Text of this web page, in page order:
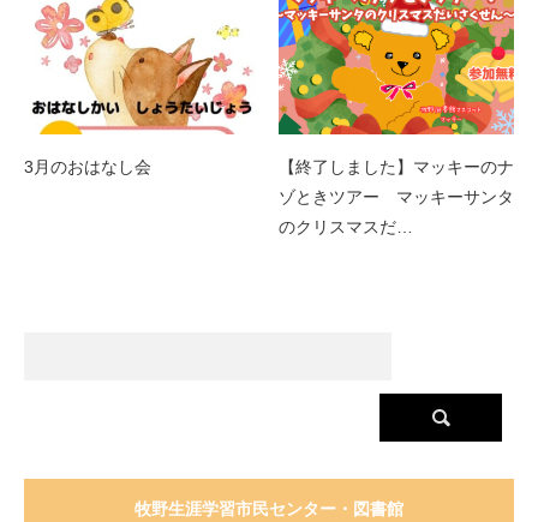
3月のおはなし会
【終了しました】マッキーのナ
ゾときツアー マッキーサンタ
のクリスマスだ…
牧野生涯学習市民センター・図書館